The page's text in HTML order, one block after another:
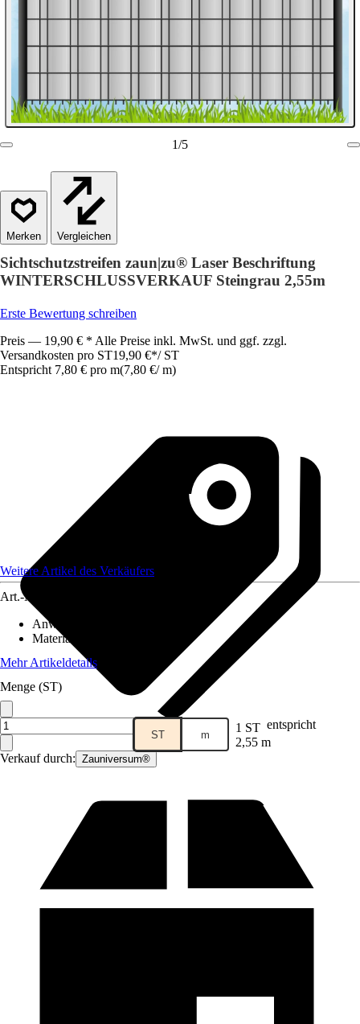
1/5
Vergleichen
Sichtschutzstreifen zaun|zu® Laser Beschriftung
WINTERSCHLUSSVERKAUF Steingrau 2,55m
Erste Bewertung schreiben
Preis — 19,90 € * Alle Preise inkl. MwSt. und ggf. zzgl.
Versandkosten pro ST19,90 €*/ ST
Entspricht 7,80 € pro m(7,80 €/ m)
Verkauf durch: Zauniversum®
Weitere Artikel des Verkäufers
Art.-Nr.
Anwendungsbereich
Material
Mehr Artikeldetails
Menge (ST)
ST m 1 ST entspricht
2,55 m